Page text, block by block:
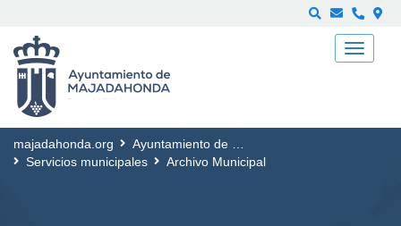
majadahonda.org
Ayuntamiento de Majadahonda
Servicios municipales
Archivo Municipal